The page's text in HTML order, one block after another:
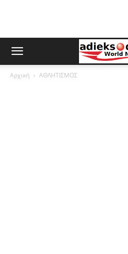
Αρχική ΑΘΛΗΤΙΣΜΟΣ